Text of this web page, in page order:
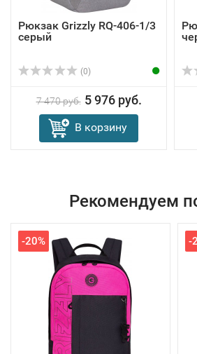
Рюкзак Grizzly RQ-406-1/3
серый
(0)
7 470 руб. 5 976 руб.
В корзину
Рекомендуем
-20% -